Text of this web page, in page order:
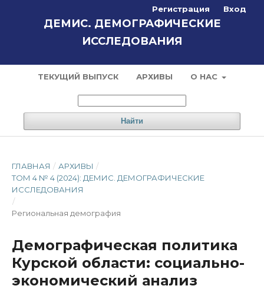
ДЕМИС. ДЕМОГРАФИЧЕСКИЕ
ИССЛЕДОВАНИЯ
ТЕКУЩИЙ ВЫПУСК АРХИВЫ О НАС
Найти
Регистрация Вход
ГЛАВНАЯ / АРХИВЫ /
ТОМ 4 № 4 (2024): ДЕМИС. ДЕМОГРАФИЧЕСКИЕ
ИССЛЕДОВАНИЯ
/
Региональная демография
Демографическая политика
Курской области: социально-
экономический анализ